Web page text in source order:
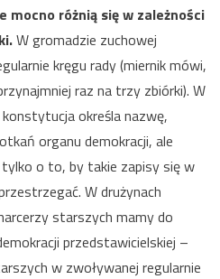
mocno różnią się w zależności
W gromadzie zuchowej
kręgu rady (miernik mówi,
raz na trzy zbiórki). W
określa nazwę,
organu demokracji, ale
o to, by takie zapisy się w
W drużynach
starszych mamy do
przedstawicielskiej –
w zwoływanej regularnie